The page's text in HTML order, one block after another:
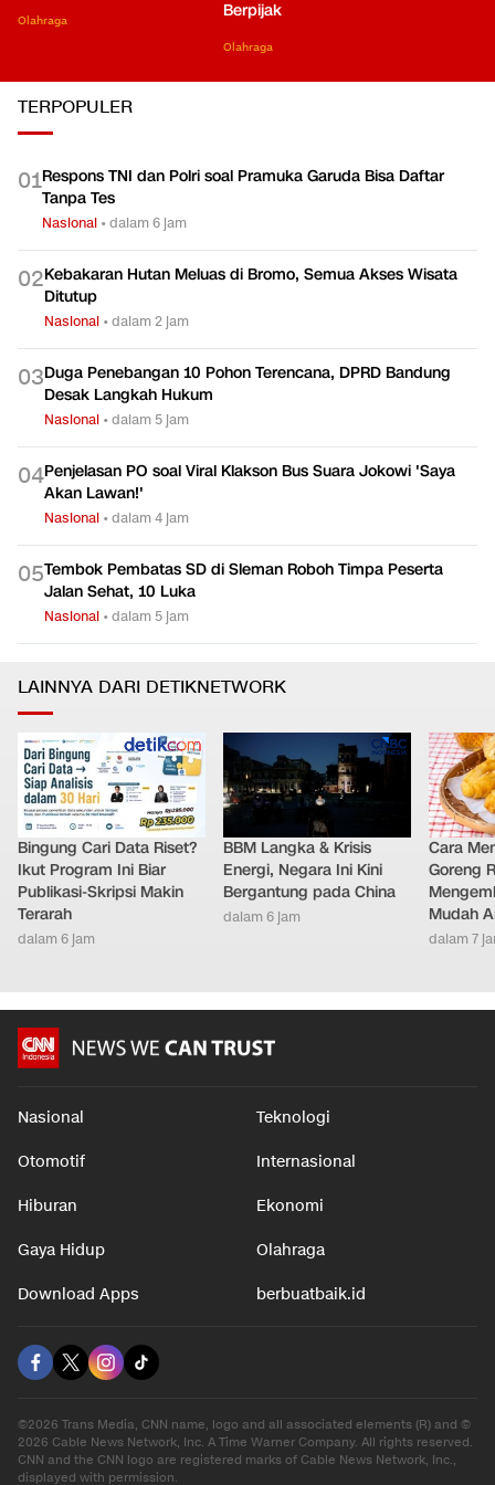
Olahraga
Berpijak
Olahraga
TERPOPULER
01Respons TNI dan Polri soal Pramuka Garuda Bisa Daftar
Tanpa Tes
Nasional •dalam 6 jam
02Kebakaran Hutan Meluas di Bromo, Semua Akses Wisata
Ditutup
Nasional •dalam 2 jam
03Duga Penebangan 10 Pohon Terencana, DPRD Bandung
Desak Langkah Hukum
Nasional •dalam 5 jam
04Penjelasan PO soal Viral Klakson Bus Suara Jokowi 'Saya
Akan Lawan!'
Nasional •dalam 4 jam
05Tembok Pembatas SD di Sleman Roboh Timpa Peserta
Jalan Sehat, 10 Luka
Nasional •dalam 5 jam
LAINNYA DARI DETIKNETWORK
Bingung Cari Data Riset?
Ikut Program Ini Biar
Publikasi-Skripsi Makin
Terarah
dalam 6 jam
BBM Langka & Krisis
Energi, Negara Ini Kini
Bergantung pada China
dalam 6 jam
Cara
Goreng
Mudah
dalam 7
Nasional Teknologi
Otomotif Internasional
Hiburan Ekonomi
Gaya Hidup Olahraga
Download Apps berbuatbaik.id
©2026 Trans Media, CNN name, logo and all associated elements (R) and ©
2026 Cable News Network, Inc. A Time Warner Company. All rights reserved.
CNN and the CNN logo are registered marks of Cable News Network, Inc.,
displayed with permission.